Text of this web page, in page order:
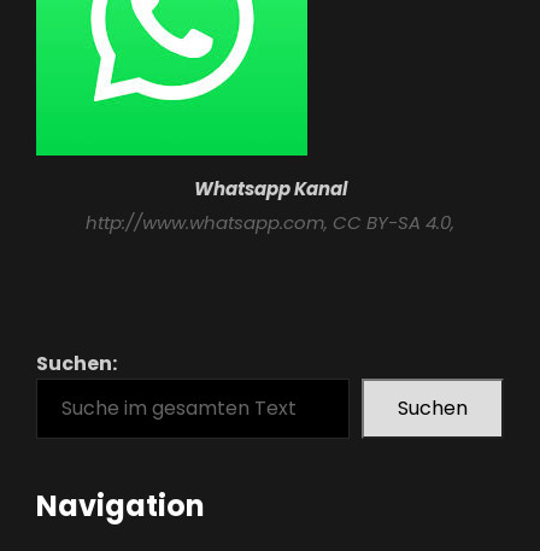
Whatsapp Kanal
http://www.whatsapp.com, CC BY-SA 4.0,
Suchen:
Suchen
Navigation